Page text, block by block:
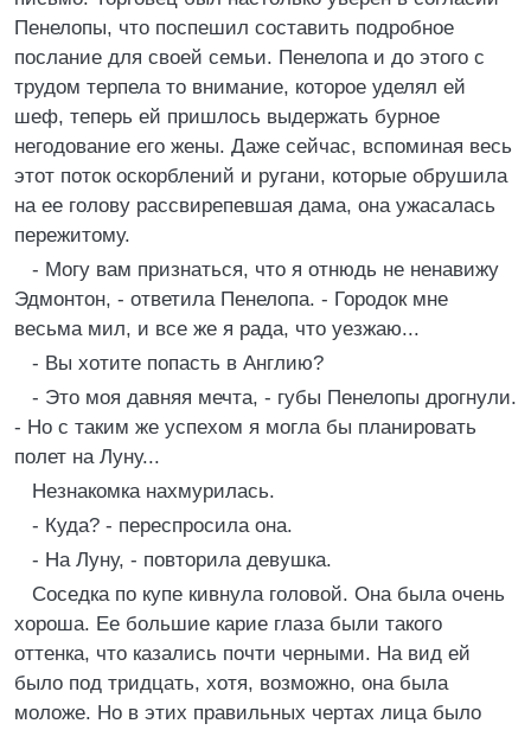
Пенелопы, что поспешил составить подробное
послание для своей семьи. Пенелопа и до этого с
трудом терпела то внимание, которое уделял ей
шеф, теперь ей пришлось выдержать бурное
негодование его жены. Даже сейчас, вспоминая весь
этот поток оскорблений и ругани, которые обрушила
на ее голову рассвирепевшая дама, она ужасалась
пережитому.
- Могу вам признаться, что я отнюдь не ненавижу
Эдмонтон, - ответила Пенелопа. - Городок мне
весьма мил, и все же я рада, что уезжаю...
- Вы хотите попасть в Англию?
- Это моя давняя мечта, - губы Пенелопы дрогнули.
- Но с таким же успехом я могла бы планировать
полет на Луну...
Незнакомка нахмурилась.
- Куда? - переспросила она.
- На Луну, - повторила девушка.
Соседка по купе кивнула головой. Она была очень
хороша. Ее большие карие глаза были такого
оттенка, что казались почти черными. На вид ей
было под тридцать, хотя, возможно, она была
моложе. Но в этих правильных чертах лица было